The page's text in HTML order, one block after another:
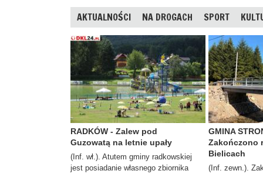
AKTUALNOŚCI NA DROGACH SPORT
RADKÓW - Zalew pod
Guzowatą na letnie upały
(Inf. wł.). Atutem gminy radkowskiej
jest posiadanie własnego zbiornika
GMINA
Zakończono
Bielicach
(Inf. zewn.).